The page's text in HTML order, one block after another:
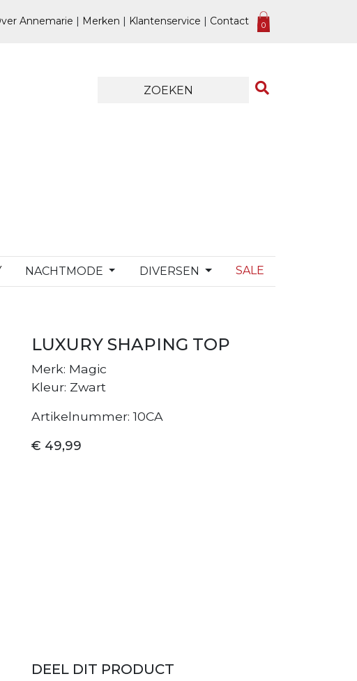
Annemarie | Merken | Klantenservice | Contact 0
NACHTMODE DIVERSEN SALE
LUXURY SHAPING TOP
Merk: Magic
Kleur: Zwart
Artikelnummer: 10CA
€ 49,99
DEEL DIT PRODUCT